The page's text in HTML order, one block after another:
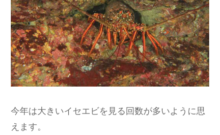
今年は大きいイセエビを見る回数が多いように思
えます。